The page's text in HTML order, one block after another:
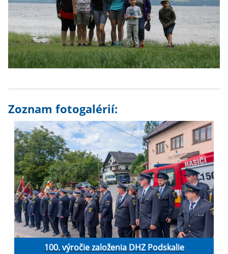
Zoznam fotogalérií:
100. výročie založenia DHZ Podskalie